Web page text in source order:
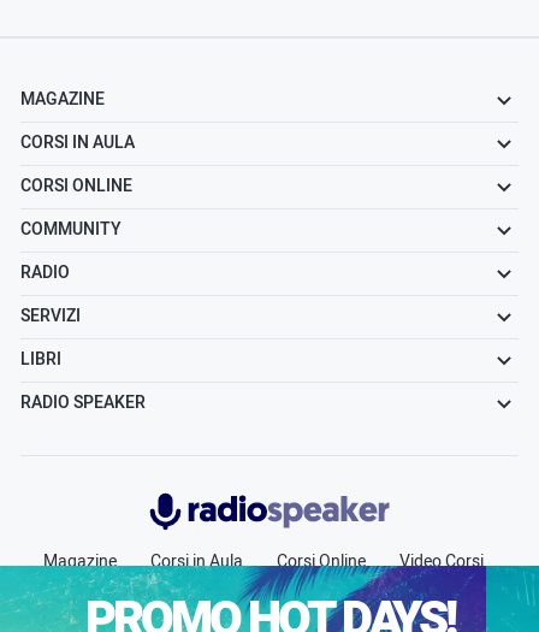
MAGAZINE
CORSI IN AULA
CORSI ONLINE
COMMUNITY
RADIO
SERVIZI
LIBRI
RADIO SPEAKER
Radiospeaker.it
Magazine Corsi in Aula Corsi Online
Video Corsi
Community
Radio Jobs Chi siamo
Contatti